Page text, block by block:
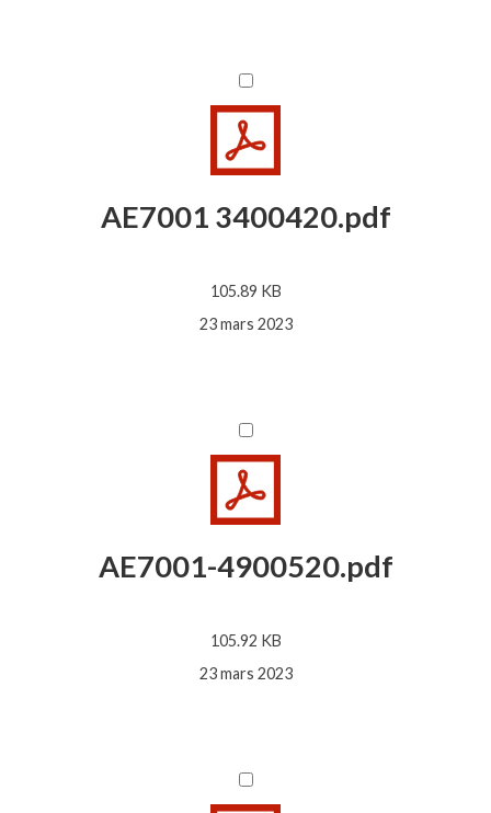
AE7001 3400420.pdf
105.89 KB
23 mars 2023
AE7001-4900520.pdf
105.92 KB
23 mars 2023